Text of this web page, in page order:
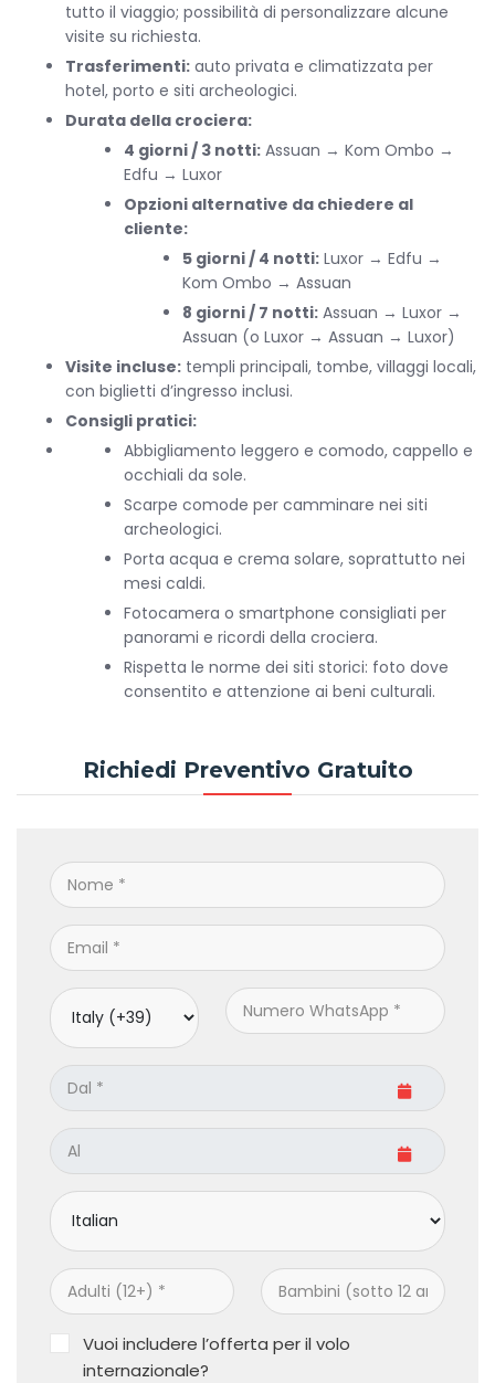
tutto il viaggio; possibilità di personalizzare alcune
visite su richiesta.
Trasferimenti: auto privata e climatizzata per
hotel, porto e siti archeologici.
Durata della crociera:
4 giorni / 3 notti: Assuan → Kom Ombo →
Edfu → Luxor
Opzioni alternative da chiedere al
cliente:
5 giorni / 4 notti: Luxor → Edfu →
Kom Ombo → Assuan
8 giorni / 7 notti: Assuan → Luxor →
Assuan (o Luxor → Assuan → Luxor)
Visite incluse: templi principali, tombe, villaggi locali,
con biglietti d’ingresso inclusi.
Consigli pratici:
Abbigliamento leggero e comodo, cappello e
occhiali da sole.
Scarpe comode per camminare nei siti
archeologici.
Porta acqua e crema solare, soprattutto nei
mesi caldi.
Fotocamera o smartphone consigliati per
panorami e ricordi della crociera.
Rispetta le norme dei siti storici: foto dove
consentito e attenzione ai beni culturali.
Richiedi Preventivo Gratuito
Vuoi includere l’offerta per il volo
internazionale?